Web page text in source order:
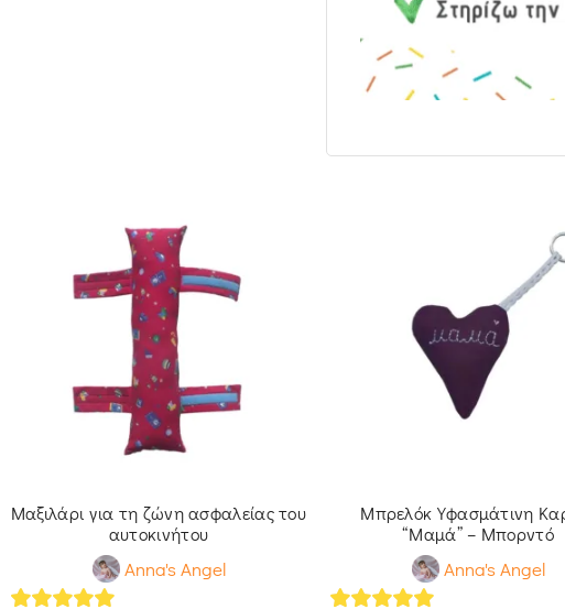
Μαξιλάρι για τη ζώνη ασφαλείας του
αυτοκινήτου
Anna's Angel
Μπρελόκ Υφασμάτινη
“Μαμά” – Μπορντό
Anna's Angel